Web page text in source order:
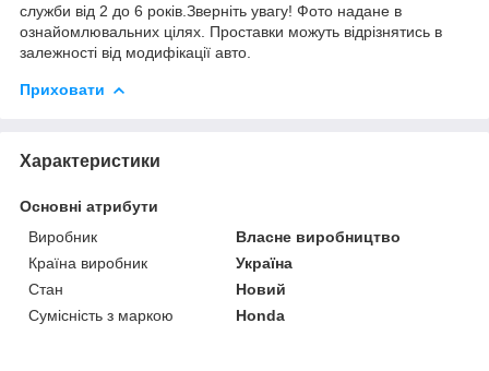
служби від 2 до 6 років.Зверніть увагу! Фото надане в
ознайомлювальних цілях. Проставки можуть відрізнятись в
залежності від модифікації авто.
Приховати
Характеристики
Основні атрибути
Виробник
Власне виробництво
Країна виробник
Україна
Стан
Новий
Сумісність з маркою
Honda